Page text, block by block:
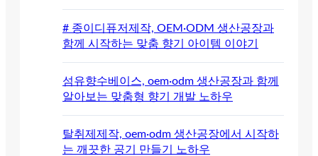
# 종이디퓨저제작, OEM·ODM 생산공장과
함께 시작하는 맞춤 향기 아이템 이야기
섬유향수베이스, oem·odm 생산공장과 함께
알아보는 맞춤형 향기 개발 노하우
탈취제제작, oem·odm 생산공장에서 시작하
는 깨끗한 공기 만들기 노하우